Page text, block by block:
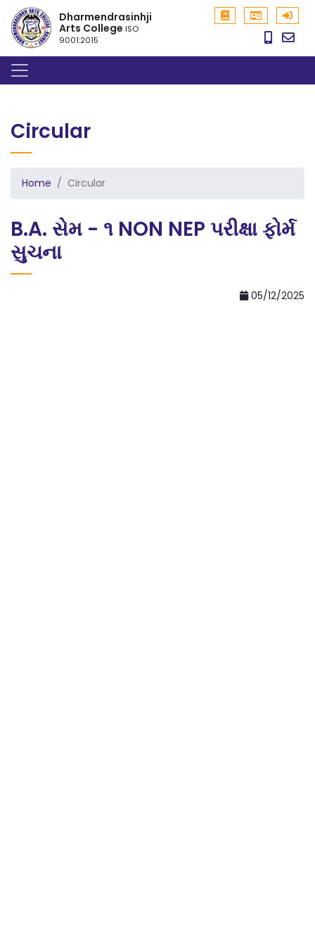
Dharmendrasinhji
Arts CollegeISO
9001:2015
Circular
Home Circular
B.A. સેમ - ૧ NON NEP પરીક્ષા ફોર્મ
સુચના
05/12/2025